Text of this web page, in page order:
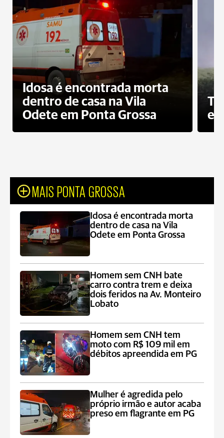
Idosa é encontrada morta
dentro de casa na Vila
Odete em Ponta Grossa
e
MAIS PONTA GROSSA
Idosa é encontrada morta
dentro de casa na Vila
Odete em Ponta Grossa
Homem sem CNH bate
carro contra trem e deixa
dois feridos na Av. Monteiro
Lobato
Homem sem CNH tem
moto com R$ 109 mil em
débitos apreendida em PG
Mulher é agredida pelo
próprio irmão e autor acaba
preso em flagrante em PG